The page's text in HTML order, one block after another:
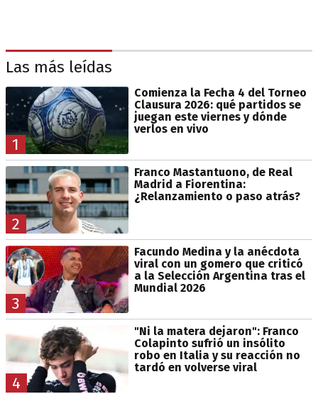
Las más leídas
1
Comienza la Fecha 4 del Torneo
Clausura 2026: qué partidos se
juegan este viernes y dónde
verlos en vivo
2
Franco Mastantuono, de Real
Madrid a Fiorentina:
¿Relanzamiento o paso atrás?
3
Facundo Medina y la anécdota
viral con un gomero que criticó
a la Selección Argentina tras el
Mundial 2026
4
"Ni la matera dejaron": Franco
Colapinto sufrió un insólito
robo en Italia y su reacción no
tardó en volverse viral